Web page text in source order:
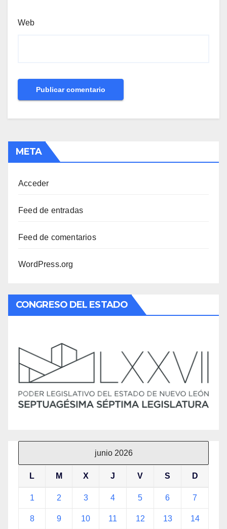
Web
META
Acceder
Feed de entradas
Feed de comentarios
WordPress.org
CONGRESO DEL ESTADO
junio 2026
L M X J V S D
1 2 3 4 5 6 7
8 9 10 11 12 13 14